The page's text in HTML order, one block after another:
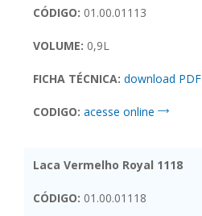
CÓDIGO: 01.00.01113
VOLUME: 0,9L
FICHA TÉCNICA: download PDF
CODIGO: acesse online
Laca Vermelho Royal 1118
CÓDIGO: 01.00.01118